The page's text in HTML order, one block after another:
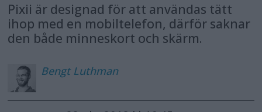
Pixii är designad för att användas tätt
ihop med en mobiltelefon, därför saknar
den både minneskort och skärm.
Bengt Luthman